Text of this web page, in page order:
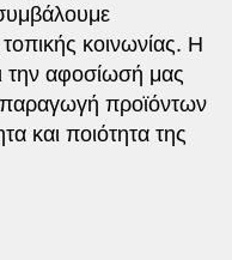
κοινωνίας. Η
την αφοσίωσή μας
παραγωγή προϊόντων
και ποιότητα της